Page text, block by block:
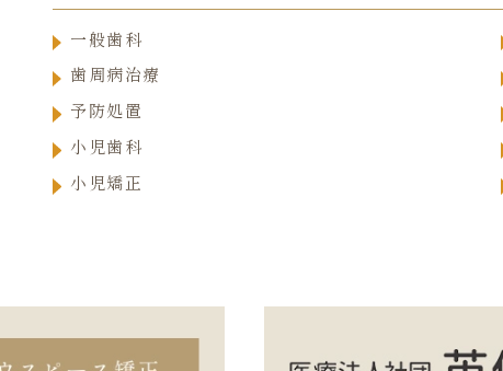
一般歯科
歯周病治療
予防処置
小児歯科
小児矯正